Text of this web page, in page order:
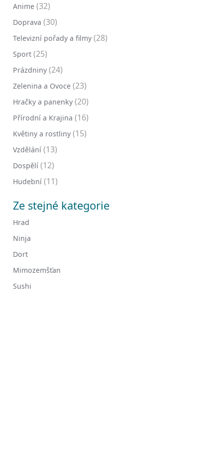
Anime (32)
Doprava (30)
Televizní pořady a filmy (28)
Sport (25)
Prázdniny (24)
Zelenina a Ovoce (23)
Hračky a panenky (20)
Přírodní a Krajina (16)
Květiny a rostliny (15)
Vzdělání (13)
Dospělí (12)
Hudební (11)
Ze stejné kategorie
Hrad
Ninja
Dort
Mimozemšťan
Sushi